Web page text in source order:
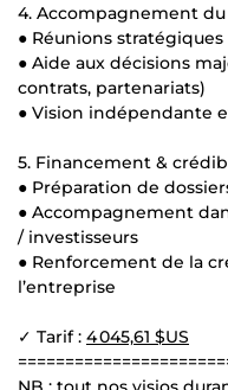
4. Accompagnement
● Réunions
● Aide aux décisions
contrats, partenariats)
● Vision indépendante
5. Financement &
● Préparation de
● Accompagnement
/ investisseurs
● Renforcement de la
l’entreprise
✓ Tarif : 4 045,61 $US